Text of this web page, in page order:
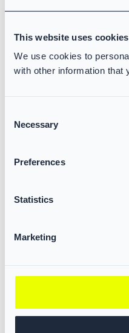
This website uses cookies
We use cookies to
with other information that
Selection
Necessary
Preferences
Statistics
Marketing